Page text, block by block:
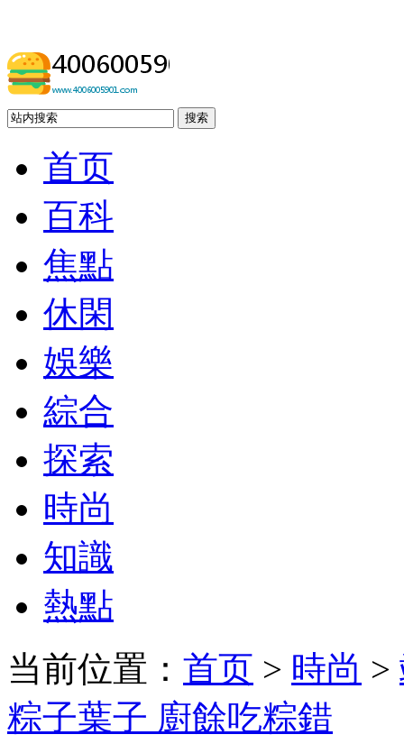
搜索
首页
百科
焦點
休閑
娛樂
綜合
探索
時尚
知識
熱點
当前位置： 首页 > 時尚 >
粽子葉子 廚餘吃粽錯